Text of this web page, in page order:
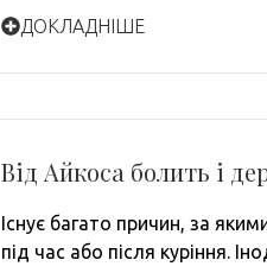
ДОКЛАДНІШЕ
Від Айкоса болить і
Існує багато причин, за
під час або після куріння.